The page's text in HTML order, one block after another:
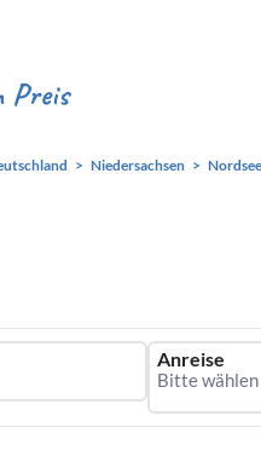
Niedersachsen Nordsee
Anreise